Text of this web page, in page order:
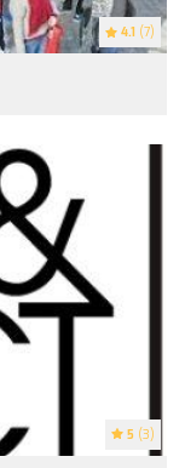
4.1 (7)
5 (3)